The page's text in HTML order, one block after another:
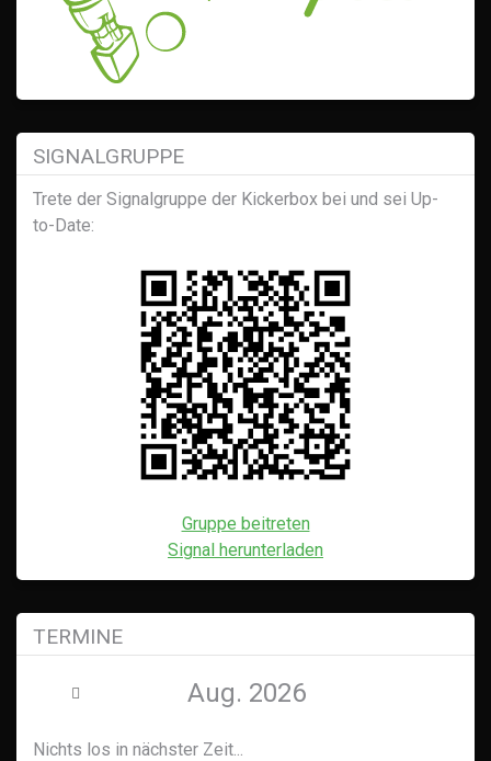
SIGNALGRUPPE
Trete der Signalgruppe der Kickerbox bei und sei Up-
to-Date:
Gruppe beitreten
Signal herunterladen
TERMINE
Aug. 2026
Nichts los in nächster Zeit...